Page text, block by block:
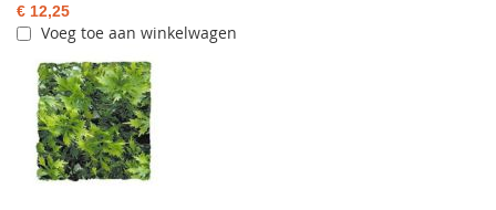
€ 12,25
Voeg toe aan winkelwagen